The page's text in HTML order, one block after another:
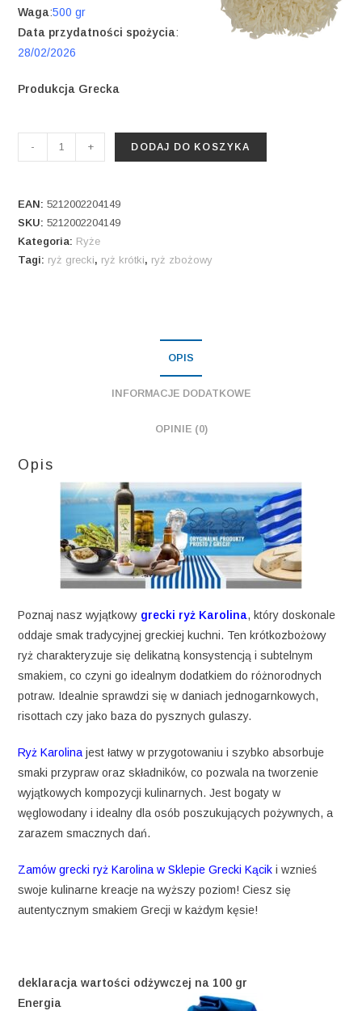
Waga:500 gr
Data przydatności spożycia:
28/02/2026
Produkcja Grecka
Ryż
500
gr
- + DODAJ DO KOSZYKA
EAN:5212002204149
SKU:5212002204149
Kategoria: Ryże
Tagi: ryż grecki, ryż krótki, ryż zbożowy
OPIS
INFORMACJE DODATKOWE
OPINIE (0)
Opis
Poznaj nasz wyjątkowy grecki ryż Karolina, który doskonale
oddaje smak tradycyjnej greckiej kuchni. Ten krótkozbożowy
ryż charakteryzuje się delikatną konsystencją i subtelnym
smakiem, co czyni go idealnym dodatkiem do różnorodnych
potraw. Idealnie sprawdzi się w daniach jednogarnkowych,
risottach czy jako baza do pysznych gulaszy.
Ryż Karolina jest łatwy w przygotowaniu i szybko absorbuje
smaki przypraw oraz składników, co pozwala na tworzenie
wyjątkowych kompozycji kulinarnych. Jest bogaty w
węglowodany i idealny dla osób poszukujących pożywnych, a
zarazem smacznych dań.
Zamów grecki ryż Karolina w Sklepie Grecki Kącik i wznieś
swoje kulinarne kreacje na wyższy poziom! Ciesz się
autentycznym smakiem Grecji w każdym kęsie!
deklaracja wartości odżywczej na 100 gr
Energia